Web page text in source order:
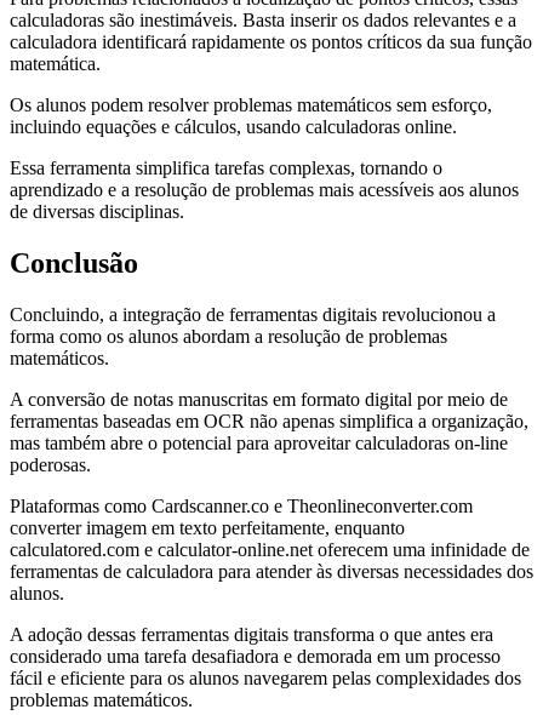
calculadoras são inestimáveis. Basta inserir os dados relevantes e a
calculadora identificará rapidamente os pontos críticos da sua função
matemática.
Os alunos podem resolver problemas matemáticos sem esforço,
incluindo equações e cálculos, usando calculadoras online.
Essa ferramenta simplifica tarefas complexas, tornando o
aprendizado e a resolução de problemas mais acessíveis aos alunos
de diversas disciplinas.
Conclusão
Concluindo, a integração de ferramentas digitais revolucionou a
forma como os alunos abordam a resolução de problemas
matemáticos.
A conversão de notas manuscritas em formato digital por meio de
ferramentas baseadas em OCR não apenas simplifica a organização,
mas também abre o potencial para aproveitar calculadoras on-line
poderosas.
Plataformas como Cardscanner.co e Theonlineconverter.com
converter imagem em texto perfeitamente, enquanto
calculatored.com e calculator-online.net oferecem uma infinidade de
ferramentas de calculadora para atender às diversas necessidades dos
alunos.
A adoção dessas ferramentas digitais transforma o que antes era
considerado uma tarefa desafiadora e demorada em um processo
fácil e eficiente para os alunos navegarem pelas complexidades dos
problemas matemáticos.